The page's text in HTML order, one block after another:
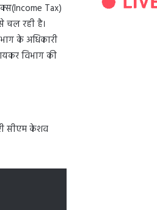
Tax)
चल रही है।
के अधिकारी
विभाग की
सीएम केशव